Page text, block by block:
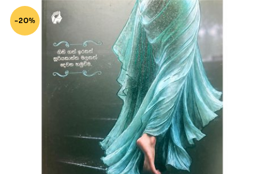
-20%